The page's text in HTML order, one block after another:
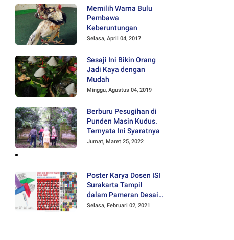
Memilih Warna Bulu
Pembawa
Keberuntungan
Selasa, April 04, 2017
Sesaji Ini Bikin Orang
Jadi Kaya dengan
Mudah
Minggu, Agustus 04, 2019
Berburu Pesugihan di
Punden Masin Kudus.
Ternyata Ini Syaratnya
Jumat, Maret 25, 2022
Poster Karya Dosen ISI
Surakarta Tampil
dalam Pameran Desain
Poster Internasional
Selasa, Februari 02, 2021